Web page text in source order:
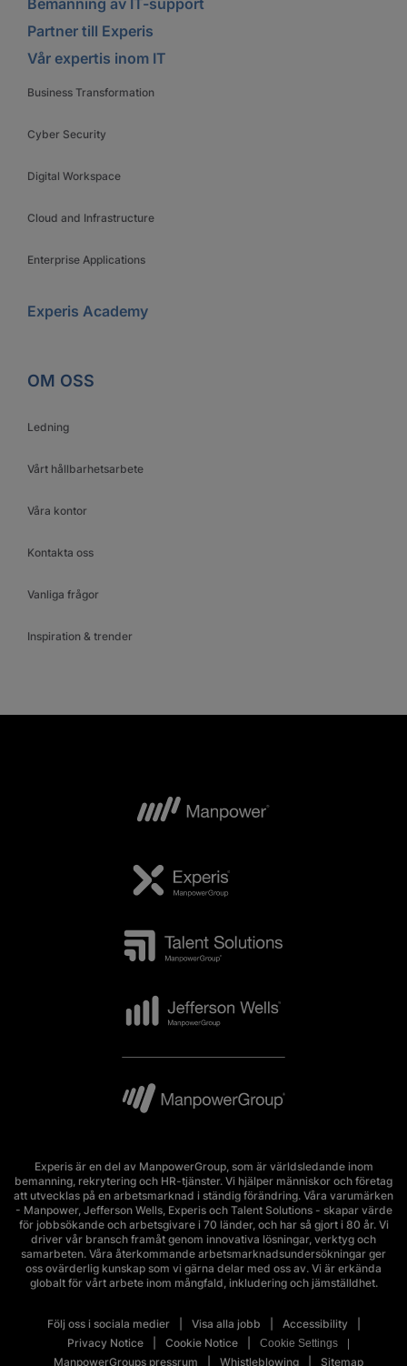
Partner till Experis
Vår expertis inom IT
Business Transformation
Cyber Security
Digital Workspace
Cloud and Infrastructure
Enterprise Applications
Experis Academy
OM OSS
Ledning
Vårt hållbarhetsarbete
Våra kontor
Kontakta oss
Vanliga frågor
Inspiration & trender
Experis är en del av ManpowerGroup, som är världsledande inom
bemanning, rekrytering och HR-tjänster. Vi hjälper människor och företag
att utvecklas på en arbetsmarknad i ständig förändring. Våra varumärken
- Manpower, Jefferson Wells, Experis och Talent Solutions - skapar värde
för jobbsökande och arbetsgivare i 70 länder, och har så gjort i 80 år. Vi
driver vår bransch framåt genom innovativa lösningar, verktyg och
samarbeten. Våra återkommande arbetsmarknadsundersökningar ger
oss ovärderlig kunskap som vi gärna delar med oss av. Vi är erkända
globalt för vårt arbete inom mångfald, inkludering och jämställdhet.
Följ oss i sociala medier Visa alla jobb
Accessibility
Privacy Notice
Cookie Notice Cookie Settings
ManpowerGroups pressrum Whistleblowing Sitemap